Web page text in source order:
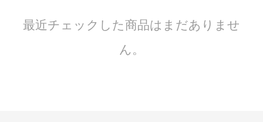
最近チェックした商品はまだありませ
ん。